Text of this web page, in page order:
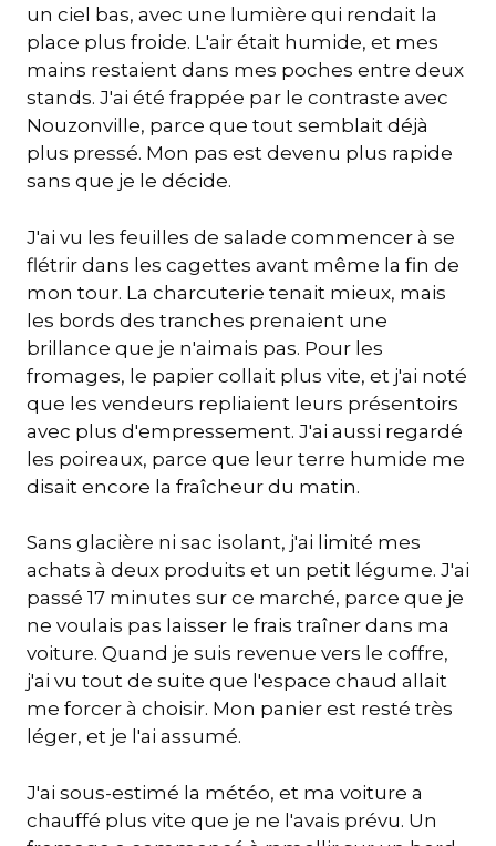
un ciel bas, avec une lumière qui rendait la
place plus froide. L'air était humide, et mes
mains restaient dans mes poches entre deux
stands. J'ai été frappée par le contraste avec
Nouzonville, parce que tout semblait déjà
plus pressé. Mon pas est devenu plus rapide
sans que je le décide.
J'ai vu les feuilles de salade commencer à se
flétrir dans les cagettes avant même la fin de
mon tour. La charcuterie tenait mieux, mais
les bords des tranches prenaient une
brillance que je n'aimais pas. Pour les
fromages, le papier collait plus vite, et j'ai noté
que les vendeurs repliaient leurs présentoirs
avec plus d'empressement. J'ai aussi regardé
les poireaux, parce que leur terre humide me
disait encore la fraîcheur du matin.
Sans glacière ni sac isolant, j'ai limité mes
achats à deux produits et un petit légume. J'ai
passé 17 minutes sur ce marché, parce que je
ne voulais pas laisser le frais traîner dans ma
voiture. Quand je suis revenue vers le coffre,
j'ai vu tout de suite que l'espace chaud allait
me forcer à choisir. Mon panier est resté très
léger, et je l'ai assumé.
J'ai sous-estimé la météo, et ma voiture a
chauffé plus vite que je ne l'avais prévu. Un